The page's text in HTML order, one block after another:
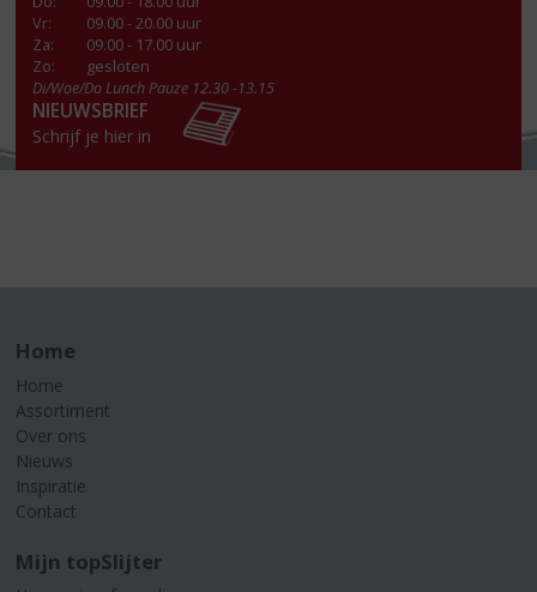
Vr:
09.00 - 20.00 uur
Za:
09.00 - 17.00 uur
Zo:
gesloten
Di/Woe/Do Lunch Pauze 12.30 -13.15
NIEUWSBRIEF
Schrijf je hier in
Home
Home
Assortiment
Over ons
Nieuws
Inspiratie
Contact
Mijn topSlijter